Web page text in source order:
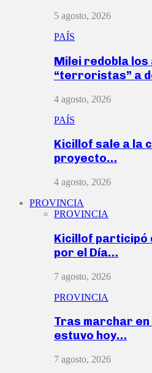
5 agosto, 2026
PAÍS
Milei redobla los
“terroristas” a
4 agosto, 2026
PAÍS
Kicillof sale a la
proyecto…
4 agosto, 2026
PROVINCIA
PROVINCIA
Kicillof participó
por el Día…
7 agosto, 2026
PROVINCIA
Tras marchar
estuvo hoy…
7 agosto, 2026